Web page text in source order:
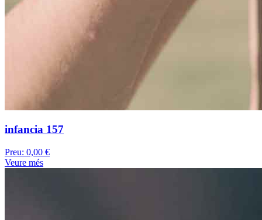
infancia 157
Preu: 0,00 €
Veure més